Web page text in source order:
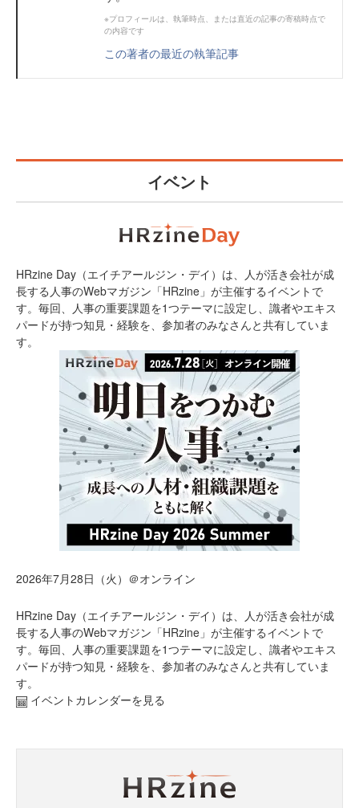
※プロフィールは、執筆時点、または直近の記事の寄稿時点で
の内容です
この著者の最近の執筆記事
イベント
HRzine Day（エイチアールジン・デイ）は、人が活き会社が成
長する人事のWebマガジン「HRzine」が主催するイベントで
す。毎回、人事の重要課題を1つテーマに設定し、識者やエキス
パードが持つ知見・経験を、参加者のみなさんと共有していま
す。
2026年7月28日（火）＠オンライン
HRzine Day（エイチアールジン・デイ）は、人が活き会社が成
長する人事のWebマガジン「HRzine」が主催するイベントで
す。毎回、人事の重要課題を1つテーマに設定し、識者やエキス
パードが持つ知見・経験を、参加者のみなさんと共有していま
す。
イベントカレンダーを見る